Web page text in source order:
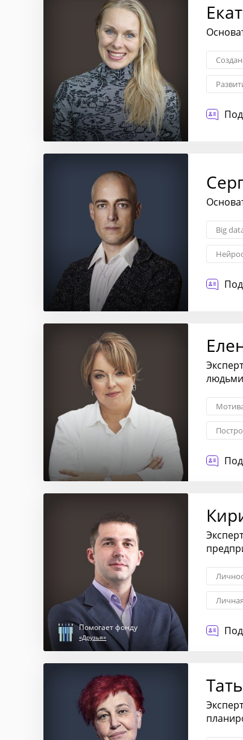
Big
Помогает фонду
«Друзья»